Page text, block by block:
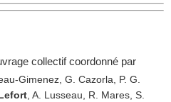
collectif coordonné par
Gimenez, G. Cazorla, P. G.
, A. Lusseau, R. Mares, S.